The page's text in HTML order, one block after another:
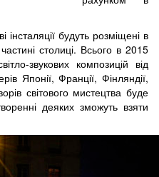
інсталяції будуть розміщені в
столиці. Всього в 2015
звукових композицій від
Японії, Франції, Фінляндії,
світового мистецтва буде
деяких зможуть взяти